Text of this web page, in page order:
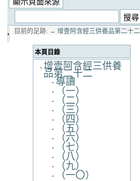
目前的足跡: → 增壹阿含經三供養品第二十二
本頁目錄
增壹阿含經三供養
品第二十二
導讀
（一）
（二）
（三）
（四）
（五）
（六）
（七）
（八）
（九）
（一〇）